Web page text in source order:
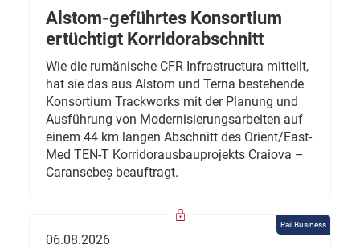
Alstom-geführtes Konsortium
ertüchtigt Korridorabschnitt
Wie die rumänische CFR Infrastructura mitteilt,
hat sie das aus Alstom und Terna bestehende
Konsortium Trackworks mit der Planung und
Ausführung von Modernisierungsarbeiten auf
einem 44 km langen Abschnitt des Orient/East-
Med TEN-T Korridorausbauprojekts Craiova –
Caransebeș beauftragt.
Rail Business
06.08.2026